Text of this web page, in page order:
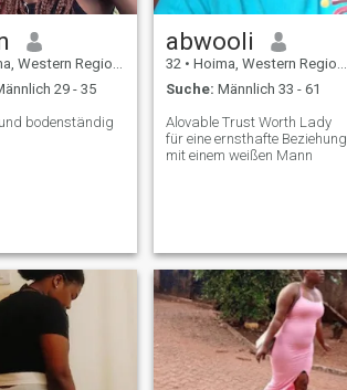
Region, Uganda
29 - 35
bodenständig
abwooli
32 • Hoima, Western Region, Uganda
Suche: Männlich 33 - 61
Alovable Trust Worth Lady
für eine ernsthafte Beziehung
mit einem weißen Mann